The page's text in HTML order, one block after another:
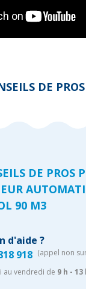
DE PROS
DE PROS
90 M3
d'aide ?
918 (appel non
au vendredi de 9 h - 13